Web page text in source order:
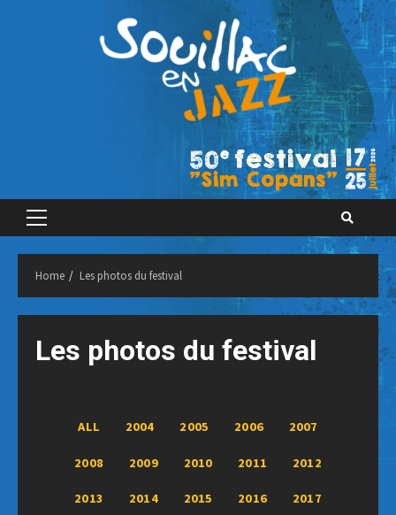
Primary
Home Les photos du festival
Les photos du festival
ALL 2004 2005 2006 2007
2008 2009 2010 2011 2012
2013 2014 2015 2016 2017